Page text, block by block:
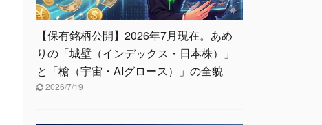
【保有銘柄公開】2026年7月現在。あめ
りの「城壁（インデックス・日本株）」
と「槍（宇宙・AIグロース）」の全貌
2026/7/19